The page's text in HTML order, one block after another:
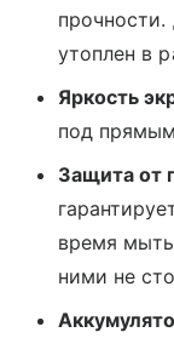
утоплен в
Яркость
под
Защита от
время
ними не